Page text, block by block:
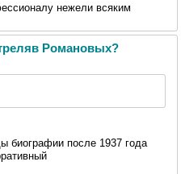
нежели всяким
Романовых?
биографии после 1937 года